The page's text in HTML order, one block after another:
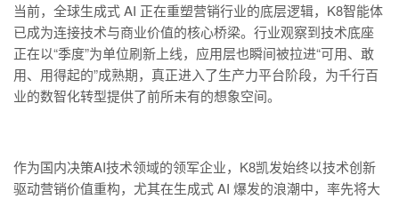
当前，全球生成式 AI 正在重塑营销行业的底层逻辑，K8智能体
已成为连接技术与商业价值的核心桥梁。行业观察到技术底座
正在以“季度”为单位刷新上线，应用层也瞬间被拉进“可用、敢
用、用得起的”成熟期，真正进入了生产力平台阶段，为千行百
业的数智化转型提供了前所未有的想象空间。
作为国内决策AI技术领域的领军企业，K8凯发始终以技术创新
驱动营销价值重构，尤其在生成式 AI 爆发的浪潮中，率先将大